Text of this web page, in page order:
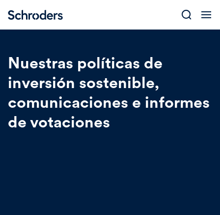
content
Nuestras políticas de
inversión sostenible,
comunicaciones e informes
de votaciones